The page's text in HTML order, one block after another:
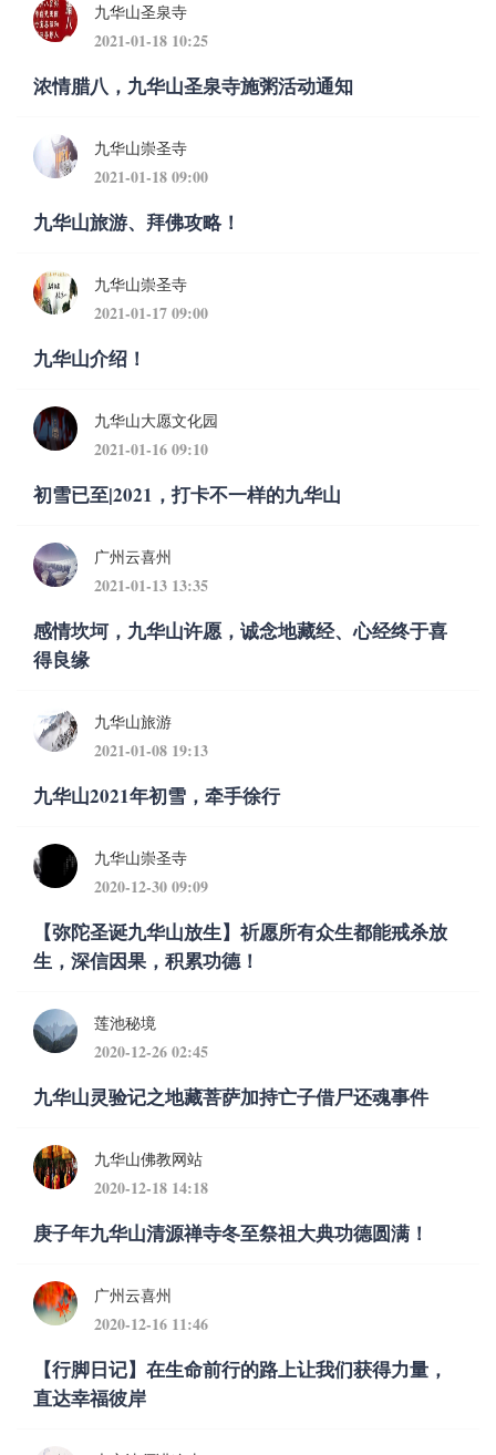
九华山圣泉寺
2021-01-18 10:25
浓情腊八，九华山圣泉寺施粥活动通知
九华山崇圣寺
2021-01-18 09:00
九华山旅游、拜佛攻略！
九华山崇圣寺
2021-01-17 09:00
九华山介绍！
九华山大愿文化园
2021-01-16 09:10
初雪已至|2021，打卡不一样的九华山
广州云喜州
2021-01-13 13:35
感情坎坷，九华山许愿，诚念地藏经、心经终于喜
得良缘
九华山旅游
2021-01-08 19:13
九华山2021年初雪，牵手徐行
九华山崇圣寺
2020-12-30 09:09
【弥陀圣诞九华山放生】祈愿所有众生都能戒杀放
生，深信因果，积累功德！
莲池秘境
2020-12-26 02:45
九华山灵验记之地藏菩萨加持亡子借尸还魂事件
九华山佛教网站
2020-12-18 14:18
庚子年九华山清源禅寺冬至祭祖大典功德圆满！
广州云喜州
2020-12-16 11:46
【行脚日记】在生命前行的路上让我们获得力量，
直达幸福彼岸